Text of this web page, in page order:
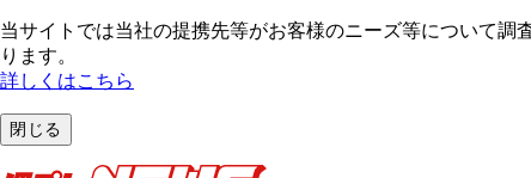
当サイトでは当社の提携先等がお客様のニーズ等について調
ります。
詳しくはこちら
閉じる